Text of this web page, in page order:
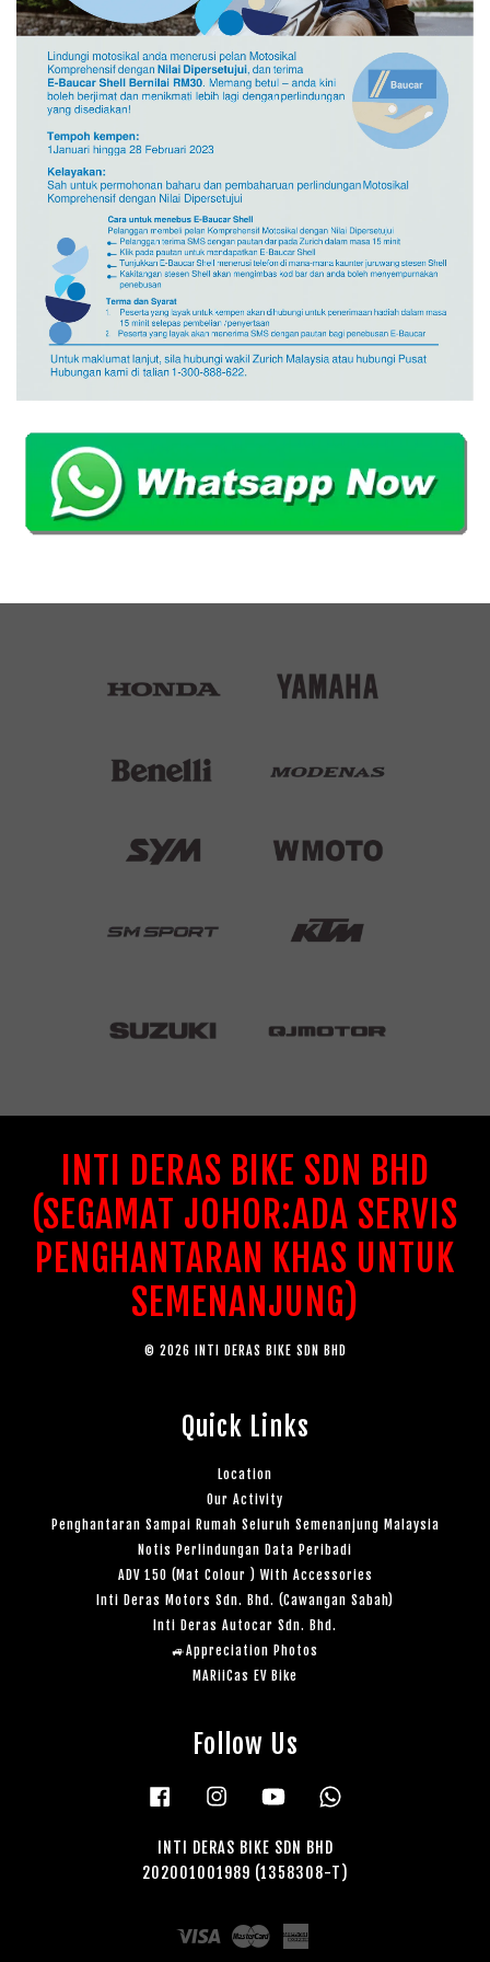
INTI DERAS BIKE SDN BHD
(SEGAMAT JOHOR:ADA SERVIS
PENGHANTARAN KHAS UNTUK
SEMENANJUNG)
© 2026 INTI DERAS BIKE SDN BHD
Quick Links
Location
Our Activity
Penghantaran Sampai Rumah Seluruh Semenanjung Malaysia
Notis Perlindungan Data Peribadi
ADV 150 (Mat Colour ) With Accessories
Inti Deras Motors Sdn. Bhd. (Cawangan Sabah)
Inti Deras Autocar Sdn. Bhd.
🚙Appreciation Photos
MARiiCas EV Bike
Follow Us
Facebook Instagram YouTube
INTI DERAS BIKE SDN BHD
202001001989 (1358308-T)
Visa Master